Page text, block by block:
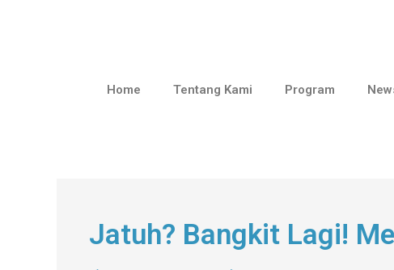
Home Tentang Kami Program
Jatuh? Bangkit Lagi!